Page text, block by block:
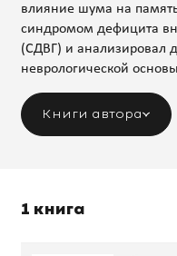
влияние шума на
синдромом дефицита
(СДВГ) и анализировал
неврологической
Книги автора
1 книга